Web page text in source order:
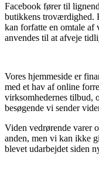
Facebook fører til
butikkens troværdighed.
kan forfatte en omtale af
anvendes til at afveje
Vores hjemmeside er
med et hav af online
virksomhedernes tilbud,
besøgende vi sender
Viden vedrørende varer
anden, men vi kan ikke
blevet udarbejdet siden